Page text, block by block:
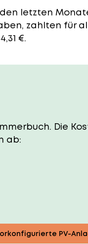
letzten
zahlten für
€.
Die
ab:
PV-